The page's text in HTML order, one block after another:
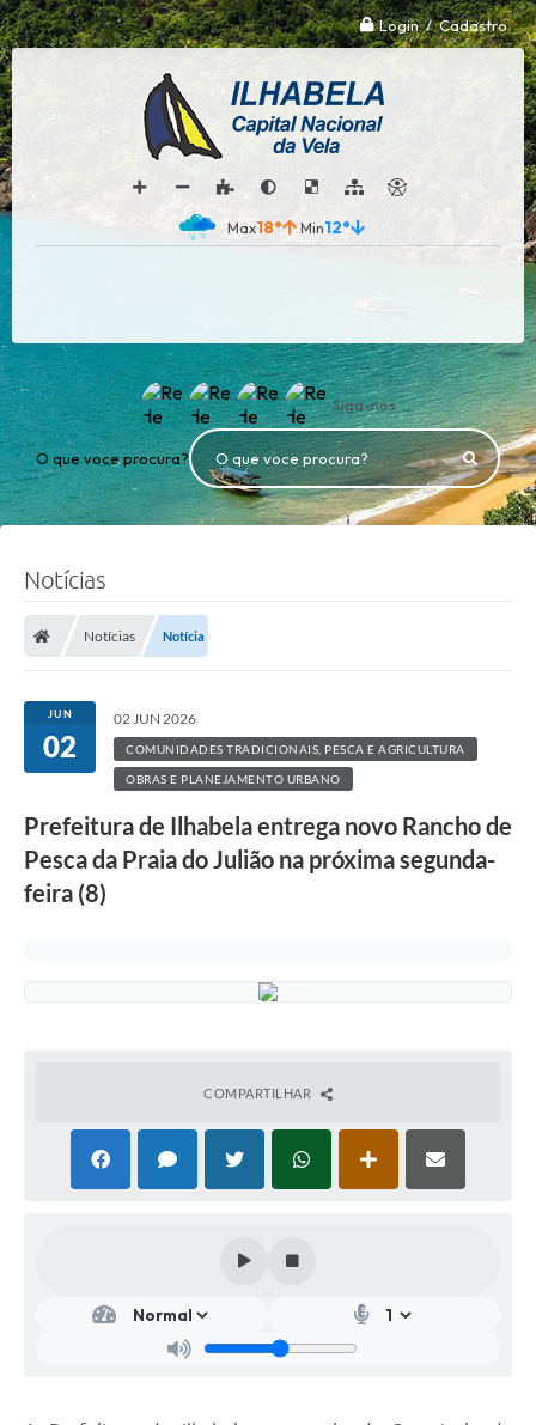
Login / Cadastro
18° 12°
Siga-nos
O que voce procura?
Notícias
Notícias Notícia
JUN
02
02 JUN 2026
COMUNIDADES TRADICIONAIS, PESCA E AGRICULTURA
OBRAS E PLANEJAMENTO URBANO
Prefeitura de Ilhabela entrega novo Rancho de
Pesca da Praia do Julião na próxima segunda-
feira (8)
COMPARTILHAR